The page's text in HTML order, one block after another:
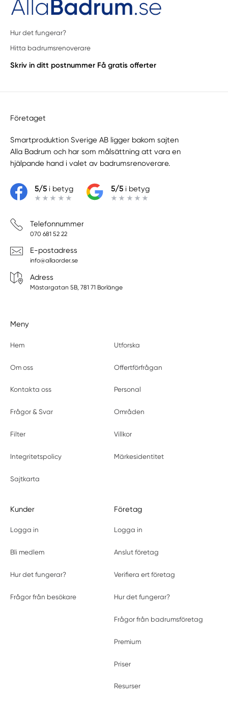
Hur det fungerar?
Hitta badrumsrenoverare
Skriv in ditt postnummer Få gratis offerter
Företaget
Smartproduktion Sverige AB ligger bakom sajten
Alla Badrum och har som målsättning att vara en
hjälpande hand i valet av badrumsrenoverare.
5/5i betyg 5/5i betyg
Telefonnummer
070 681 52 22
E-postadress
info@allaorder.se
Adress
Mästargatan 5B, 781 71 Borlänge
Meny
Hem Utforska
Om oss Offertförfrågan
Kontakta oss Personal
Frågor & Svar Områden
Filter Villkor
Integritetspolicy Märkesidentitet
Sajtkarta
Kunder
Logga in
Bli medlem
Hur det fungerar?
Frågor från besökare
Företag
Logga in
Anslut företag
Verifiera ert företag
Hur det fungerar?
Frågor från badrumsföretag
Premium
Priser
Resurser